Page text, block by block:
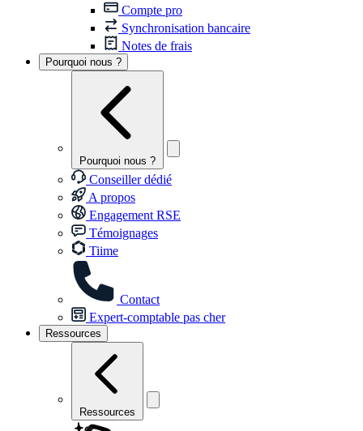
Compte pro
Synchronisation bancaire
Notes de frais
Pourquoi nous ?
Pourquoi nous ?
Conseiller dédié
A propos
Engagement RSE
Témoignages
Tiime
Contact
Expert-comptable pas cher
Ressources
Ressources